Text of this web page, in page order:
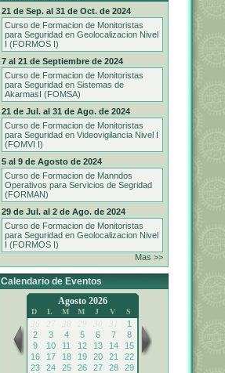
21 de Sep. al 31 de Oct. de 2024
Curso de Formacion de Monitoristas
para Seguridad en Geolocalizacion Nivel
I (FORMOS I)
7 al 21 de Septiembre de 2024
Curso de Formacion de Monitoristas
para Seguridad en Sistemas de
AkarmasI (FOMSA)
21 de Jul. al 31 de Ago. de 2024
Curso de Formacion de Monitoristas
para Seguridad en Videovigilancia Nivel I
(FOMVI I)
5 al 9 de Agosto de 2024
Curso de Formacion de Manndos
Operativos para Servicios de Segridad
(FORMAN)
29 de Jul. al 2 de Ago. de 2024
Curso de Formacion de Monitoristas
para Seguridad en Geolocalizacion Nivel
I (FORMOS I)
Mas >>
Calendario de Eventos
Agosto 2026
D L M M J V S
26 27 28 29 30 31
1
2
3 4 5 6 7
8
9
10 11 12 13 14
15
16
17 18 19 20 21
22
23
24 25 26 27 28
29